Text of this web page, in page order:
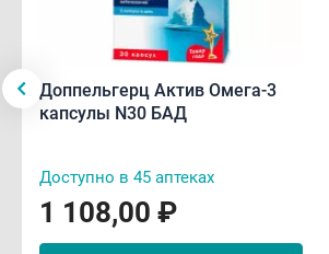
Доппельгерц Актив Омега-3
капсулы N30 БАД
Доступно в 45 аптеках
1 108,00 ₽